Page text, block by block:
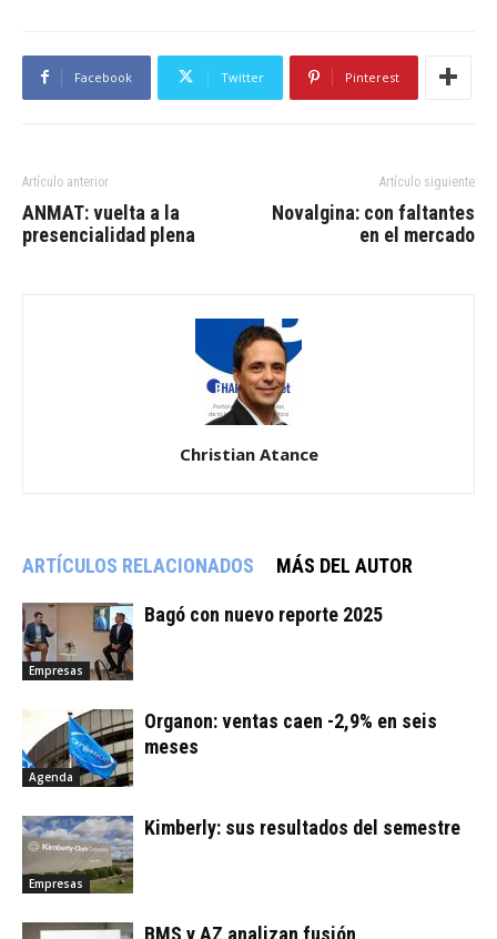
Facebook Twitter Pinterest
Artículo anterior
ANMAT: vuelta a la
presencialidad plena
Artículo siguiente
Novalgina: con faltantes
en el mercado
Christian Atance
ARTÍCULOS RELACIONADOS MÁS DEL AUTOR
Empresas
Bagó con nuevo reporte 2025
Agenda
Organon: ventas caen -2,9% en seis
meses
Empresas
Kimberly: sus resultados del semestre
BMS y AZ analizan fusión